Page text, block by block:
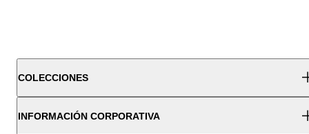
COLECCIONES
INFORMACIÓN CORPORATIVA